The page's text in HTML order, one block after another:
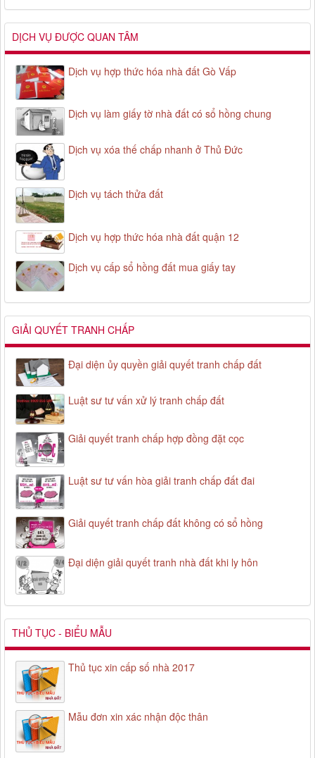
DỊCH VỤ ĐƯỢC QUAN TÂM
Dịch vụ hợp thức hóa nhà đất Gò Vấp
Dịch vụ làm giấy tờ nhà đất có sổ hồng chung
Dịch vụ xóa thế chấp nhanh ở Thủ Đức
Dịch vụ tách thửa đất
Dịch vụ hợp thức hóa nhà đất quận 12
Dịch vụ cấp sổ hồng đất mua giấy tay
GIẢI QUYẾT TRANH CHẤP
Đại diện ủy quyền giải quyết tranh chấp đất
Luật sư tư vấn xử lý tranh chấp đất
Giải quyết tranh chấp hợp đồng đặt cọc
Luật sư tư vấn hòa giải tranh chấp đất đai
Giải quyết tranh chấp đất không có sổ hồng
Đại diện giải quyết tranh nhà đất khi ly hôn
THỦ TỤC - BIỂU MẪU
Thủ tục xin cấp số nhà 2017
Mẫu đơn xin xác nhận độc thân